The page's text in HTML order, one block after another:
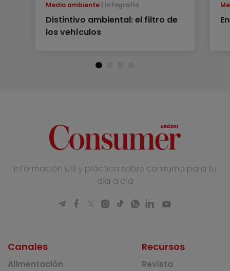
Medio ambiente Infografía
Distintivo ambiental: el filtro de
los vehículos
Información útil y práctica sobre consumo para tu
día a día
Canales
Alimentación
Recursos
Revista